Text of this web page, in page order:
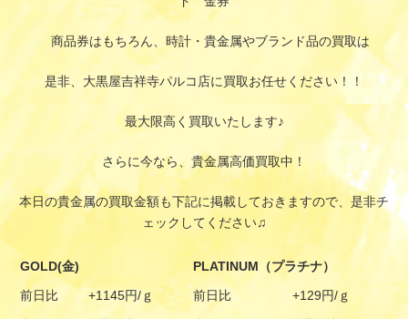
商品券はもちろん、時計・貴金属やブランド品の買取は
是非、大黒屋吉祥寺パルコ店に買取お任せください！！
最大限高く買取いたします♪
さらに今なら、貴金属高価買取中！
本日の貴金属の買取金額も下記に掲載しておきますので、是非チ
ェックしてください♫
GOLD(金)
PLATINUM（プラチナ）
前日比
+1145円/ｇ 前日比
+129円/ｇ